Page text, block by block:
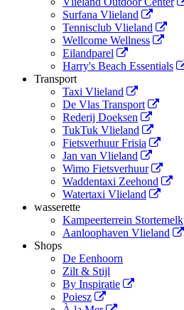
Surfana Vlieland
Tennisclub Vlieland
Wellcome Wellness
Eilandparel
Harry's Beach Essentials
Transport
Taxi Vlieland
De Vlas Transport
Rederij Doeksen
TukTuk Vlieland
Fietsverhuur Frisia
Jan van Vlieland
Wimo Fietsverhuur
Waddentaxi Zeehond
Watertaxi Vlieland
wasserette
Kampeerterrein Stortemelk
Aanloophaven Vlieland
Shops
De Eenhoorn
Zilt & Stijl
By Inspiratie
Poiesz